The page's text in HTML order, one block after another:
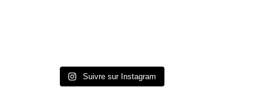
Suivre sur Instagram